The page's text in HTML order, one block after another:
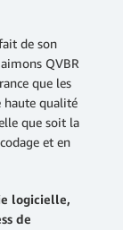
de son
QVBR
que les
haute qualité
que soit la
et en
logicielle,
de